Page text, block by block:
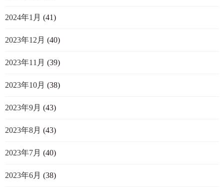
2024年1月 (41)
2023年12月 (40)
2023年11月 (39)
2023年10月 (38)
2023年9月 (43)
2023年8月 (43)
2023年7月 (40)
2023年6月 (38)